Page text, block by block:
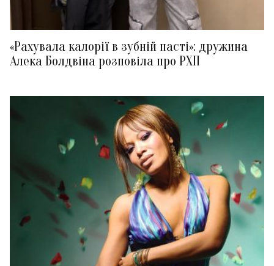
«Рахувала калорії в зубній пасті»: дружина
Алека Болдвіна розповіла про РХП